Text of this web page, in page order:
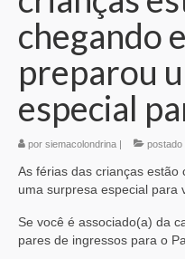
chegando
preparou
especial
por siemacolondrina | postado
As férias das crianças estão
uma surpresa especial para
Se você é associado(a) da
pares de ingressos para o